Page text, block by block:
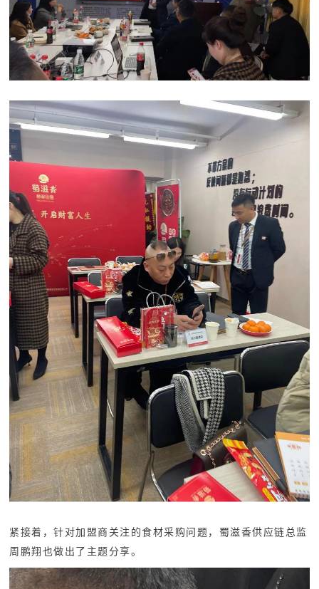
紧接着，针对加盟商关注的食材采购问题，蜀滋香供应链总监
周鹏翔也做出了主题分享。